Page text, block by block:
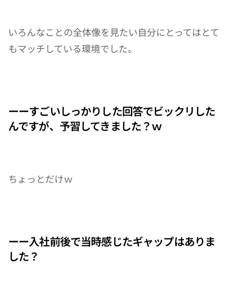
いろんなことの全体像を見たい自分にとってはとて
もマッチしている環境でした。
ーーすごいしっかりした回答でビックリした
んですが、予習してきました？ｗ
ちょっとだけｗ
ーー入社前後で当時感じたギャップはありま
した？